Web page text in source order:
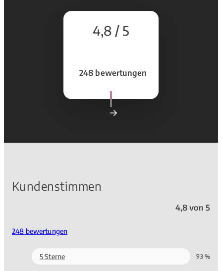
4,8 / 5
248 bewertungen
Kundenstimmen
4,8 von 5
248 bewertungen
5 Sterne 93 %